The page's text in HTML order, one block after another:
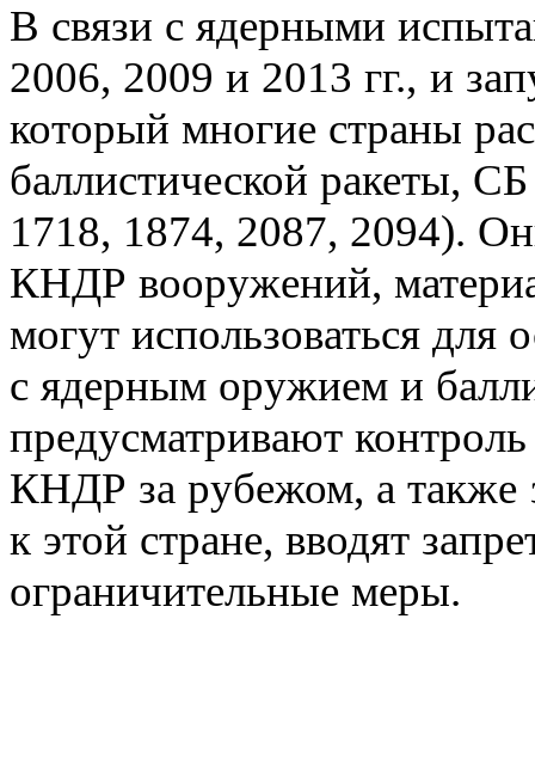
В связи с ядерными
2006, 2009 и 2013 гг., и
который многие страны
баллистической ракеты,
1718, 1874, 2087, 2094).
КНДР вооружений,
могут использоваться для
с ядерным оружием и
предусматривают
КНДР за рубежом, а
к этой стране, вводят
ограничительные меры.